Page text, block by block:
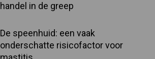
handel in de greep
De speenhuid: een vaak
onderschatte risicofactor voor